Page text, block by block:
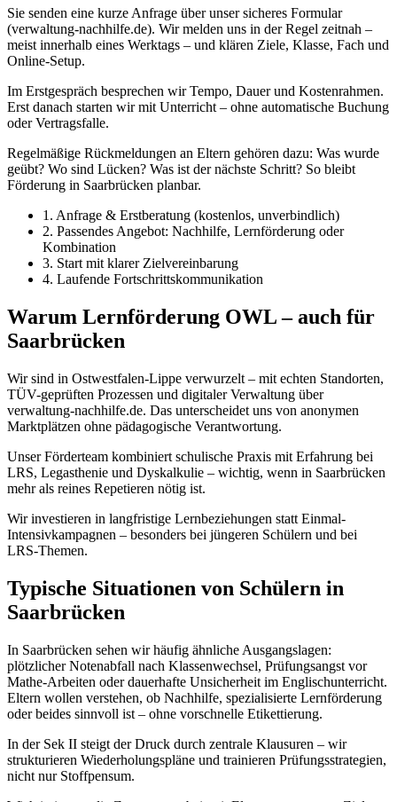
Sie senden eine kurze Anfrage über unser sicheres Formular
(verwaltung-nachhilfe.de). Wir melden uns in der Regel zeitnah –
meist innerhalb eines Werktags – und klären Ziele, Klasse, Fach und
Online-Setup.
Im Erstgespräch besprechen wir Tempo, Dauer und Kostenrahmen.
Erst danach starten wir mit Unterricht – ohne automatische Buchung
oder Vertragsfalle.
Regelmäßige Rückmeldungen an Eltern gehören dazu: Was wurde
geübt? Wo sind Lücken? Was ist der nächste Schritt? So bleibt
Förderung in Saarbrücken planbar.
1. Anfrage & Erstberatung (kostenlos, unverbindlich)
2. Passendes Angebot: Nachhilfe, Lernförderung oder
Kombination
3. Start mit klarer Zielvereinbarung
4. Laufende Fortschrittskommunikation
Warum Lernförderung OWL – auch für
Saarbrücken
Wir sind in Ostwestfalen-Lippe verwurzelt – mit echten Standorten,
TÜV-geprüften Prozessen und digitaler Verwaltung über
verwaltung-nachhilfe.de. Das unterscheidet uns von anonymen
Marktplätzen ohne pädagogische Verantwortung.
Unser Förderteam kombiniert schulische Praxis mit Erfahrung bei
LRS, Legasthenie und Dyskalkulie – wichtig, wenn in Saarbrücken
mehr als reines Repetieren nötig ist.
Wir investieren in langfristige Lernbeziehungen statt Einmal-
Intensivkampagnen – besonders bei jüngeren Schülern und bei
LRS-Themen.
Typische Situationen von Schülern in
Saarbrücken
In Saarbrücken sehen wir häufig ähnliche Ausgangslagen:
plötzlicher Notenabfall nach Klassenwechsel, Prüfungsangst vor
Mathe-Arbeiten oder dauerhafte Unsicherheit im Englischunterricht.
Eltern wollen verstehen, ob Nachhilfe, spezialisierte Lernförderung
oder beides sinnvoll ist – ohne vorschnelle Etikettierung.
In der Sek II steigt der Druck durch zentrale Klausuren – wir
strukturieren Wiederholungspläne und trainieren Prüfungsstrategien,
nicht nur Stoffpensum.